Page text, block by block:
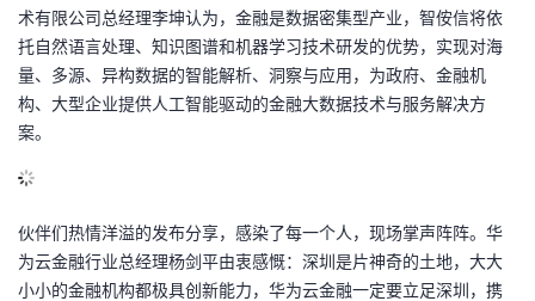
术有限公司总经理李坤认为，金融是数据密集型产业，智侒信将依
托自然语言处理、知识图谱和机器学习技术研发的优势，实现对海
量、多源、异构数据的智能解析、洞察与应用，为政府、金融机
构、大型企业提供人工智能驱动的金融大数据技术与服务解决方
案。
伙伴们热情洋溢的发布分享，感染了每一个人，现场掌声阵阵。华
为云金融行业总经理杨剑平由衷感慨：深圳是片神奇的土地，大大
小小的金融机构都极具创新能力，华为云金融一定要立足深圳，携